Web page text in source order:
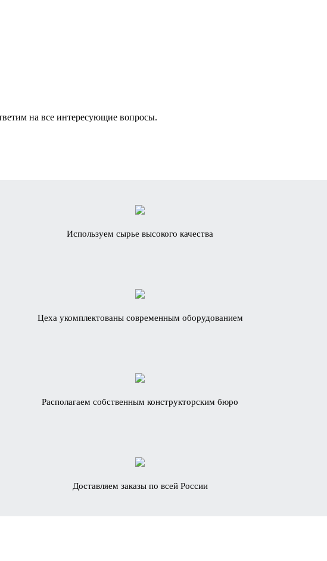
на все интересующие вопросы.
Используем сырье высокого качества
Цеха укомплектованы современным оборудованием
Располагаем собственным конструкторским бюро
Доставляем заказы по всей России